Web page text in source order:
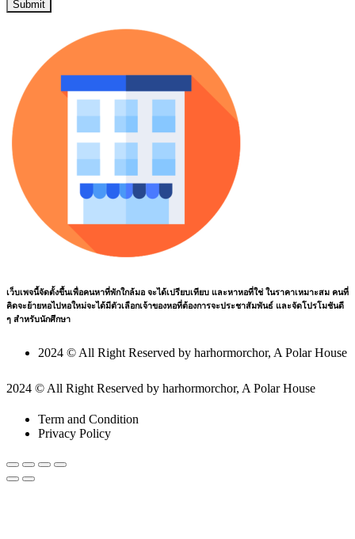
เว็บเพจนี้จัดตั้งขึ้นเพื่อคนหาที่พักใกล้มอ จะได้เปรียบเทียบ และหาหอที่ใช่ ในราคาเหมาะสม คนที่
คิดจะย้ายหอไปหอใหม่จะได้มีตัวเลือกเจ้าของหอที่ต้องการจะประชาสัมพันธ์ และจัดโปรโมชันดี
ๆ สำหรับนักศึกษา
2024 © All Right Reserved by harhormorchor, A Polar House
2024 © All Right Reserved by harhormorchor, A Polar House
Term and Condition
Privacy Policy